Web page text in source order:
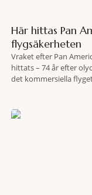
Här hittas Pan
flygsäkerheten
Vraket efter Pan
hittats – 74 år efter
det kommersiella
lokaliserades den 2 juni